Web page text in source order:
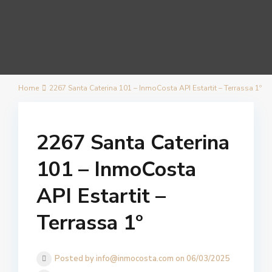
Home 2267 Santa Caterina 101 – InmoCosta API Estartit – Terrassa 1º
2267 Santa Caterina
101 – InmoCosta
API Estartit –
Terrassa 1º
Posted by info@inmocosta.com on 06/03/2025